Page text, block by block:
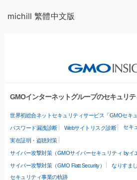
michill 繁體中文版
GMOインターネットグループのセキュリ
世界初総合ネットセキュリティサービス「GMOセキュ
パスワード漏洩診断 Webサイトリスク診断 セキ
実在証明・盗聴対策
サイバー攻撃対策（GMOサイバーセキュリティ byイ
サイバー攻撃対策（GMO Flatt Security）
なりすま
セキュリティ事業の軌跡